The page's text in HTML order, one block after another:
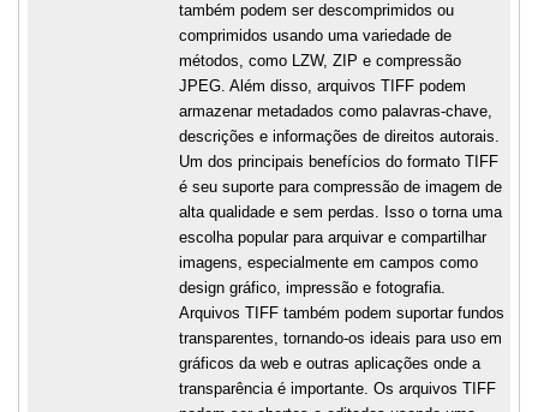
também podem ser descomprimidos ou
comprimidos usando uma variedade de
métodos, como LZW, ZIP e compressão
JPEG. Além disso, arquivos TIFF podem
armazenar metadados como palavras-chave,
descrições e informações de direitos autorais.
Um dos principais benefícios do formato TIFF
é seu suporte para compressão de imagem de
alta qualidade e sem perdas. Isso o torna uma
escolha popular para arquivar e compartilhar
imagens, especialmente em campos como
design gráfico, impressão e fotografia.
Arquivos TIFF também podem suportar fundos
transparentes, tornando-os ideais para uso em
gráficos da web e outras aplicações onde a
transparência é importante. Os arquivos TIFF